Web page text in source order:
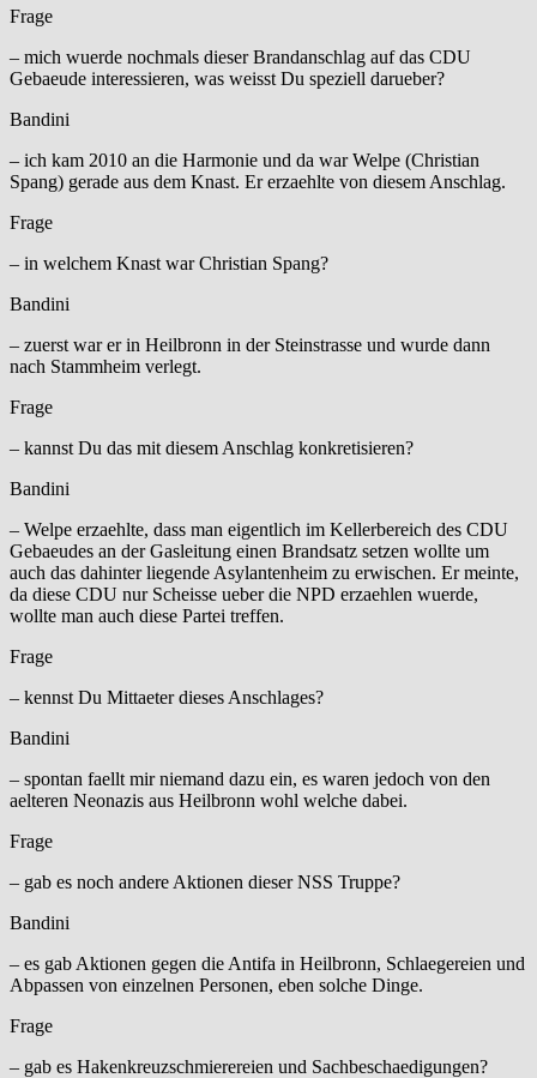
Frage
– mich wuerde nochmals dieser Brandanschlag auf das CDU
Gebaeude interessieren, was weisst Du speziell darueber?
Bandini
– ich kam 2010 an die Harmonie und da war Welpe (Christian
Spang) gerade aus dem Knast. Er erzaehlte von diesem Anschlag.
Frage
– in welchem Knast war Christian Spang?
Bandini
– zuerst war er in Heilbronn in der Steinstrasse und wurde dann
nach Stammheim verlegt.
Frage
– kannst Du das mit diesem Anschlag konkretisieren?
Bandini
– Welpe erzaehlte, dass man eigentlich im Kellerbereich des CDU
Gebaeudes an der Gasleitung einen Brandsatz setzen wollte um
auch das dahinter liegende Asylantenheim zu erwischen. Er meinte,
da diese CDU nur Scheisse ueber die NPD erzaehlen wuerde,
wollte man auch diese Partei treffen.
Frage
– kennst Du Mittaeter dieses Anschlages?
Bandini
– spontan faellt mir niemand dazu ein, es waren jedoch von den
aelteren Neonazis aus Heilbronn wohl welche dabei.
Frage
– gab es noch andere Aktionen dieser NSS Truppe?
Bandini
– es gab Aktionen gegen die Antifa in Heilbronn, Schlaegereien und
Abpassen von einzelnen Personen, eben solche Dinge.
Frage
– gab es Hakenkreuzschmierereien und Sachbeschaedigungen?